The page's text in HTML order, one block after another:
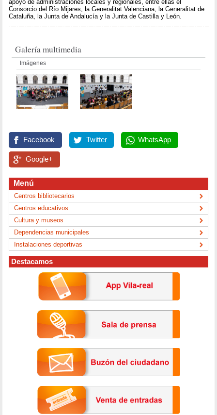
apoyo de administraciones locales y regionales, entre ellas el
Consorcio del Río Mijares, la Generalitat Valenciana, la Generalitat de
Cataluña, la Junta de Andalucía y la Junta de Castilla y León.
Galería multimedia
Imágenes
Facebook Twitter WhatsApp
Google+
Menú
Centros bibliotecarios
Centros educativos
Cultura y museos
Dependencias municipales
Instalaciones deportivas
Destacamos